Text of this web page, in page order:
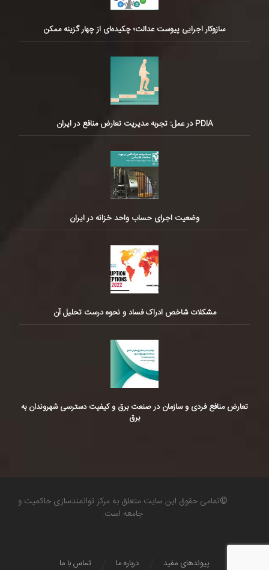
سازوکار اجرایی پیوست عدالت؛ چکیده‌ای از چهار گزینه ممکن
PDIA در عمل: تجربه مدیریت تعارض منافع در ایران
وضعیت اجرای حساب واحد خزانه در ایران
مشکلات شاخص ادراک فساد و نحوه درست تحلیل آن
تعارض منافع فردی و سازمان در صنعت برق و کیفیت دسترسی شهروندان به
برق
©تمامی حقوق این سایت متعلق به مرکز توانمندسازی حاکمیت و
جامعه است.
تماس با ما درباره ما پیوندهای مفید